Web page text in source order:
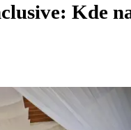
Kde